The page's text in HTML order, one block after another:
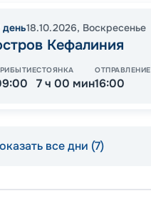
день18.10.2026, Воскресенье
Кефалиния
СТОЯНКА
7 ч 00 мин
ОТПРАВЛЕНИЕ
16:00
все дни (7)